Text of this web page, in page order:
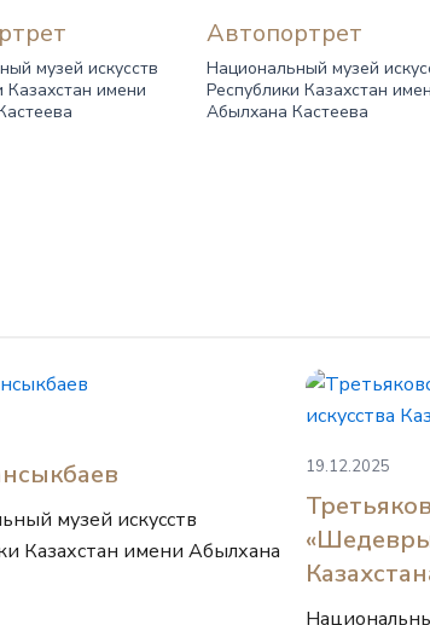
музей искусств
Казахстан имени
Автопортрет
Национальный музей
Республики Казахстан
Абылхана Кастеева
музей искусств
Казахстан имени Абылхана
19.12.2025
«Шедевры